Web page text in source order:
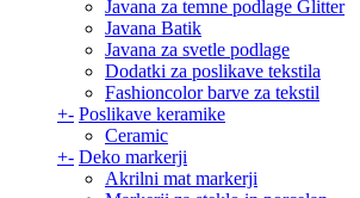
Javana za temne podlage Glitter
Javana Batik
Javana za svetle podlage
Dodatki za poslikave tekstila
Fashioncolor barve za tekstil
+- Poslikave keramike
Ceramic
+- Deko markerji
Akrilni mat markerji